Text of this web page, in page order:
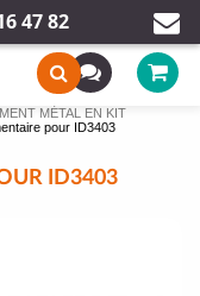
47 82
MÉTAL EN KIT
pour ID3403
ID3403